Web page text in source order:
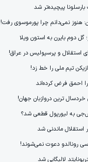
پیچیده‌تر شد
هنوز نمی‌دانم چرا پورموسوی رفت!
گل دوم بایرن به استون ویلا
استقلال و پرسپولیس در عراق!
تیم ملی را خط زد!
را احمق فرض کرده‌اند
ترین دروازبان جهان!
به لیورپول قطعی شد؟
استقلال ماندنی شد
لالیگایی شد